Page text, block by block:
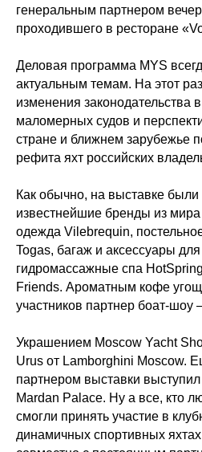
генеральным партнером
проходившего в ресторане
Деловая программа MYS
актуальным темам. На этот
изменения законодательства
маломерных судов и
стране и ближнем зарубежье
рефита яхт российских
Как обычно, на выставке
известнейшие бренды из
одежда Vilebrequin,
Togas, багаж и аксессуары
гидромассажные спа
Friends. Ароматным кофе
участников партнер боат-шоу
Украшением Moscow Yacht
Urus от Lamborghini Moscow.
партнером выставки
Mardan Palace. Ну а все, кто
смогли принять участие в
динамичных спортивных